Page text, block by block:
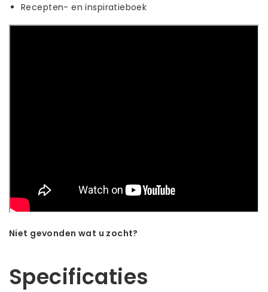
Recepten- en inspiratieboek
Niet gevonden wat u zocht?
Specificaties